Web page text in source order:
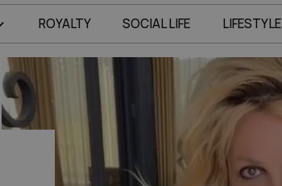
ROYALTY SOCIAL LIFE LIFESTYLE